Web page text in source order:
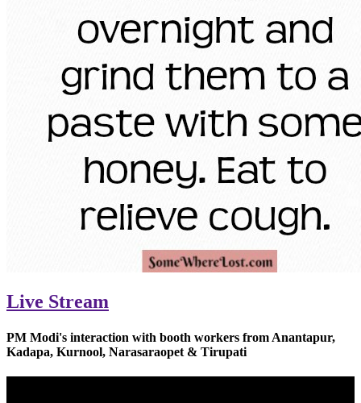
Live Stream
PM Modi's interaction with booth workers from Anantapur,
Kadapa, Kurnool, Narasaraopet & Tirupati